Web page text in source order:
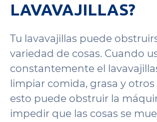
LAVAVAJILLAS?
Tu lavavajillas puede
variedad de cosas. Cuando
constantemente el
limpiar comida, grasa y otros
esto puede obstruir la
impedir que las cosas se